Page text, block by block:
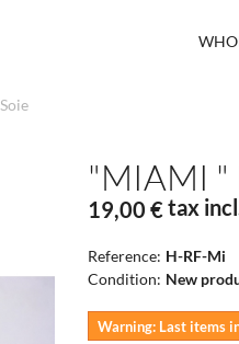
"MIAMI "
19,00 €tax
Reference: H-RF-Mi
Condition: New
Warning: Last items